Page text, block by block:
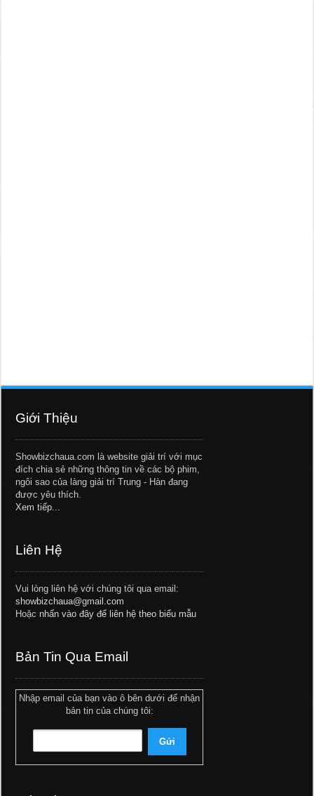
Giới Thiệu
Showbizchaua.com là website giải trí với mục
đích chia sẻ những thông tin về các bộ phim,
ngôi sao của làng giải trí Trung - Hàn đang
được yêu thích.
Xem tiếp...
Liên Hệ
Vui lòng liên hệ với chúng tôi qua email:
showbizchaua@gmail.com
Hoặc nhấn vào đây để liên hệ theo biểu mẫu
Bản Tin Qua Email
Nhập email của bạn vào ô bên dưới để nhận
bản tin của chúng tôi: